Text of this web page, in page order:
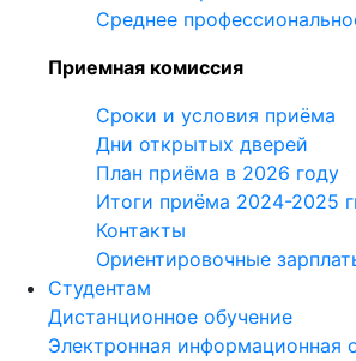
Среднее
Приемная комиссия
Сроки и условия приёма
Дни открытых дверей
План приёма в 2026 году
Итоги приёма 2024-2025
Контакты
Ориентировочные
Студентам
Дистанционное обучение
Электронная информационная